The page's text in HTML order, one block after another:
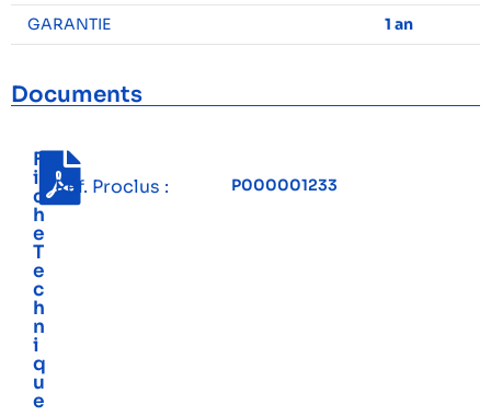
GARANTIE
1 an
Documents
F
i
c
h
e
T
e
c
h
n
i
q
u
e
Réf. Proclus : P000001233